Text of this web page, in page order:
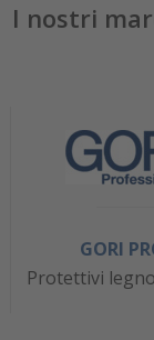
I nostri
GORI
Protettivi